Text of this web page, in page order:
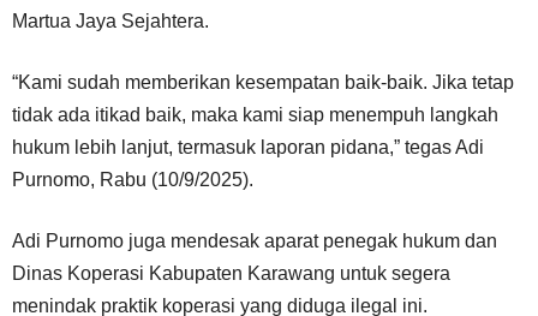
Martua Jaya Sejahtera.
“Kami sudah memberikan kesempatan baik-baik. Jika tetap
tidak ada itikad baik, maka kami siap menempuh langkah
hukum lebih lanjut, termasuk laporan pidana,” tegas Adi
Purnomo, Rabu (10/9/2025).
Adi Purnomo juga mendesak aparat penegak hukum dan
Dinas Koperasi Kabupaten Karawang untuk segera
menindak praktik koperasi yang diduga ilegal ini.